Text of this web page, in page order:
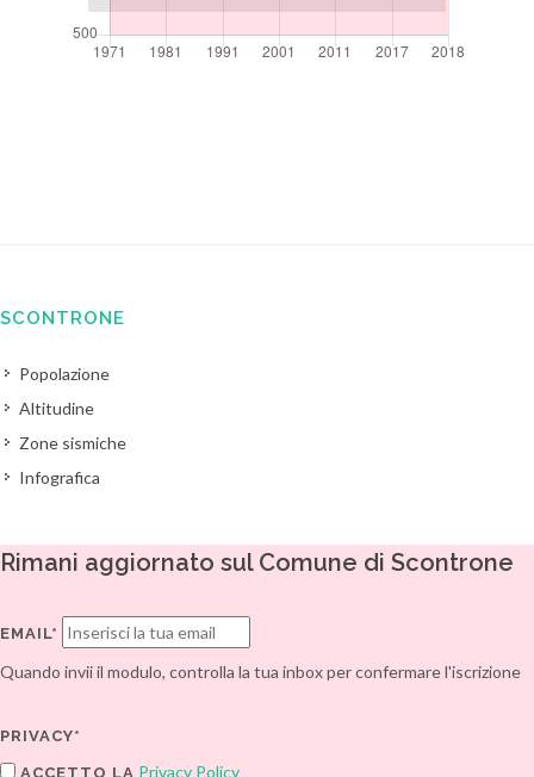
SCONTRONE
Popolazione
Altitudine
Zone sismiche
Infografica
Rimani aggiornato sul Comune di Scontrone
EMAIL*
Quando invii il modulo, controlla la tua inbox per confermare l'iscrizione
PRIVACY*
ACCETTO LA Privacy Policy